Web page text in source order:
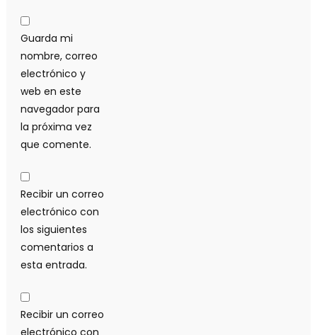
Guarda mi
nombre, correo
electrónico y
web en este
navegador para
la próxima vez
que comente.
Recibir un correo
electrónico con
los siguientes
comentarios a
esta entrada.
Recibir un correo
electrónico con